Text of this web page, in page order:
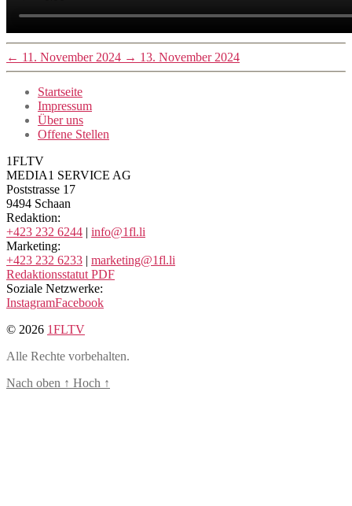
← 11. November 2024 → 13. November 2024
Startseite
Impressum
Über uns
Offene Stellen
1FLTV
MEDIA1 SERVICE AG
Poststrasse 17
9494 Schaan
Redaktion:
+423 232 6244 | info@1fl.li
Marketing:
+423 232 6233 | marketing@1fl.li
Redaktionsstatut PDF
Soziale Netzwerke:
InstagramFacebook
© 2026 1FLTV
Alle Rechte vorbehalten.
Nach oben ↑ Hoch ↑